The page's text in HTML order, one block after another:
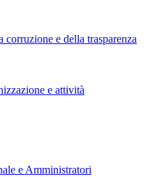
e della trasparenza
e attività
e Amministratori